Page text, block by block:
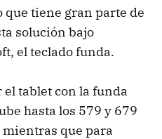
tiene gran parte de
solución bajo
el teclado funda.
tablet con la funda
hasta los 579 y 679
que para